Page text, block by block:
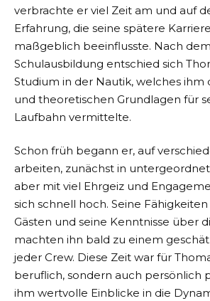
verbrachte er viel Zeit am und auf
Erfahrung, die seine spätere
maßgeblich beeinflusste. Nach
Schulausbildung entschied sich
Studium in der Nautik, welches ihm
und theoretischen Grundlagen für
Laufbahn vermittelte.
Schon früh begann er, auf
arbeiten, zunächst in
aber mit viel Ehrgeiz und
sich schnell hoch. Seine
Gästen und seine Kenntnisse über
machten ihn bald zu einem
jeder Crew. Diese Zeit war für
beruflich, sondern auch persönlich
ihm wertvolle Einblicke in die